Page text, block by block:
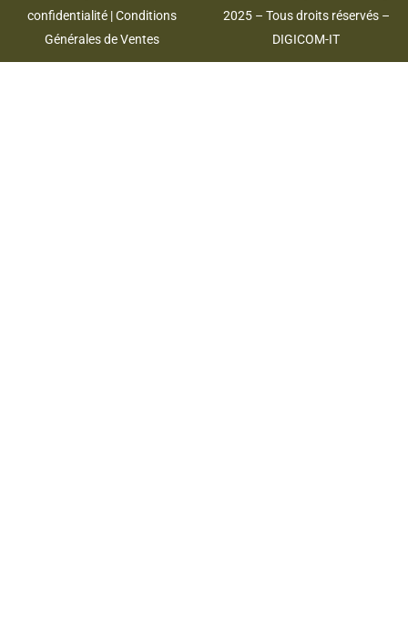
confidentialité |Conditions
Générales de Ventes
2025 – Tous droits réservés –
DIGICOM-IT